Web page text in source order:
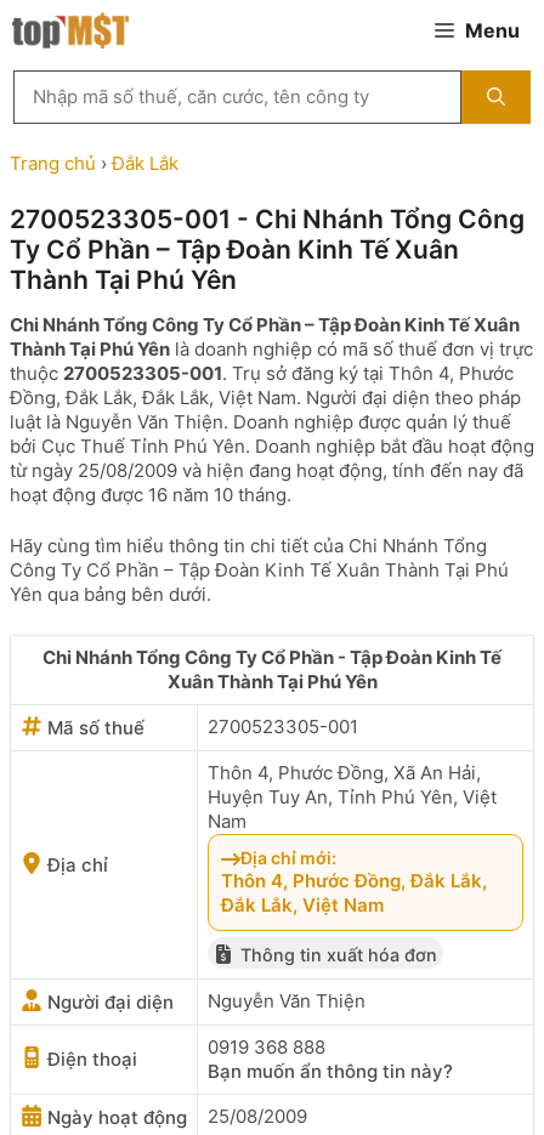
Chuyển
đến
Menu
kiếm
MST
theo
tên
ty,
người
đại
hoặc
mã
số
thuế
...
Trang chủ ›Đắk Lắk
2700523305-001 - Chi Nhánh Tổng Công
Ty Cổ Phần – Tập Đoàn Kinh Tế Xuân
Thành Tại Phú Yên
Chi Nhánh Tổng Công Ty Cổ Phần – Tập Đoàn Kinh Tế Xuân
Thành Tại Phú Yên là doanh nghiệp có mã số thuế đơn vị trực
thuộc 2700523305-001. Trụ sở đăng ký tại Thôn 4, Phước
Đồng, Đắk Lắk, Đắk Lắk, Việt Nam. Người đại diện theo pháp
luật là Nguyễn Văn Thiện. Doanh nghiệp được quản lý thuế
bởi Cục Thuế Tỉnh Phú Yên. Doanh nghiệp bắt đầu hoạt động
từ ngày 25/08/2009 và hiện đang hoạt động, tính đến nay đã
hoạt động được 16 năm 10 tháng.
Hãy cùng tìm hiểu thông tin chi tiết của Chi Nhánh Tổng
Công Ty Cổ Phần – Tập Đoàn Kinh Tế Xuân Thành Tại Phú
Yên qua bảng bên dưới.
Chi Nhánh Tổng Công Ty Cổ Phần - Tập Đoàn Kinh Tế
Xuân Thành Tại Phú Yên
Mã số thuế
2700523305-001
Địa chỉ
Thôn 4, Phước Đồng, Xã An Hải,
Huyện Tuy An, Tỉnh Phú Yên, Việt
Nam
Địa chỉ mới:
Thôn 4, Phước Đồng, Đắk Lắk,
Đắk Lắk, Việt Nam
Thông tin xuất hóa đơn
Người đại diện Nguyễn Văn Thiện
Điện thoại
0919 368 888
Bạn muốn ẩn thông tin này?
Ngày hoạt động
25/08/2009